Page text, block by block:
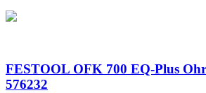
FESTOOL OFK 700 EQ-Plus
576232